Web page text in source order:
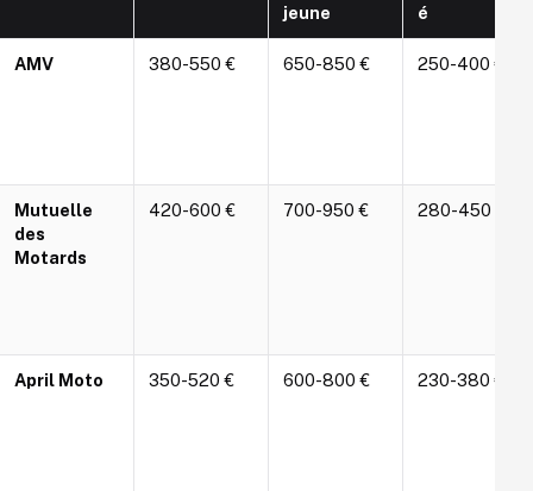
jeune
é
AMV 380-550 € 650-850 € 250-400 €
Mutuelle
des
Motards
420-600 € 700-950 € 280-450 €
April Moto 350-520 € 600-800 € 230-380 €